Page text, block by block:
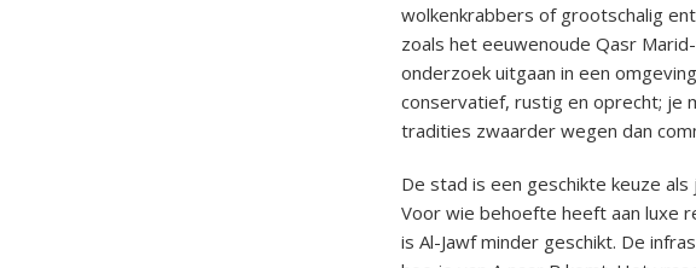
wolkenkrabbers of grootschalig
zoals het eeuwenoude Qasr
onderzoek uitgaan in een
conservatief, rustig en oprecht; je
tradities zwaarder wegen dan
De stad is een geschikte keuze
Voor wie behoefte heeft aan luxe
is Al-Jawf minder geschikt. De